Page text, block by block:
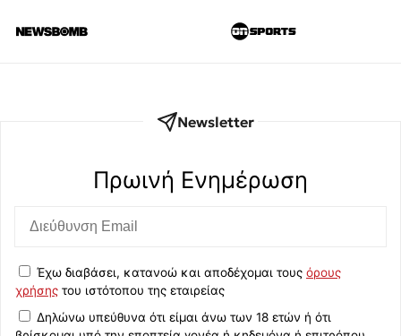
Newsletter
Πρωινή Eνημέρωση
Έχω διαβάσει, κατανοώ και αποδέχομαι τους όρους
χρήσης του ιστότοπου της εταιρείας
Δηλώνω υπεύθυνα ότι είμαι άνω των 18 ετών ή ότι